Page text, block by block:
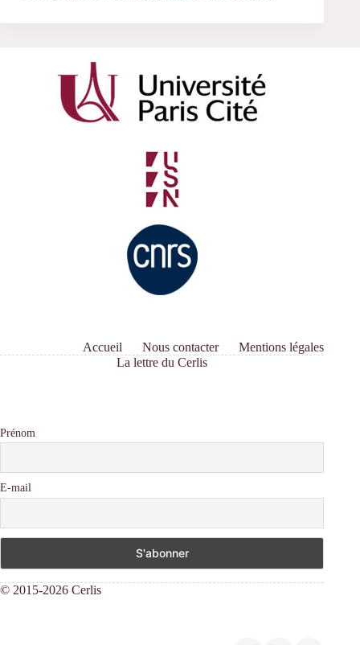
Accueil Nous contacter
Mentions légales
La lettre du Cerlis
Prénom
E-mail
© 2015-2026 Cerlis